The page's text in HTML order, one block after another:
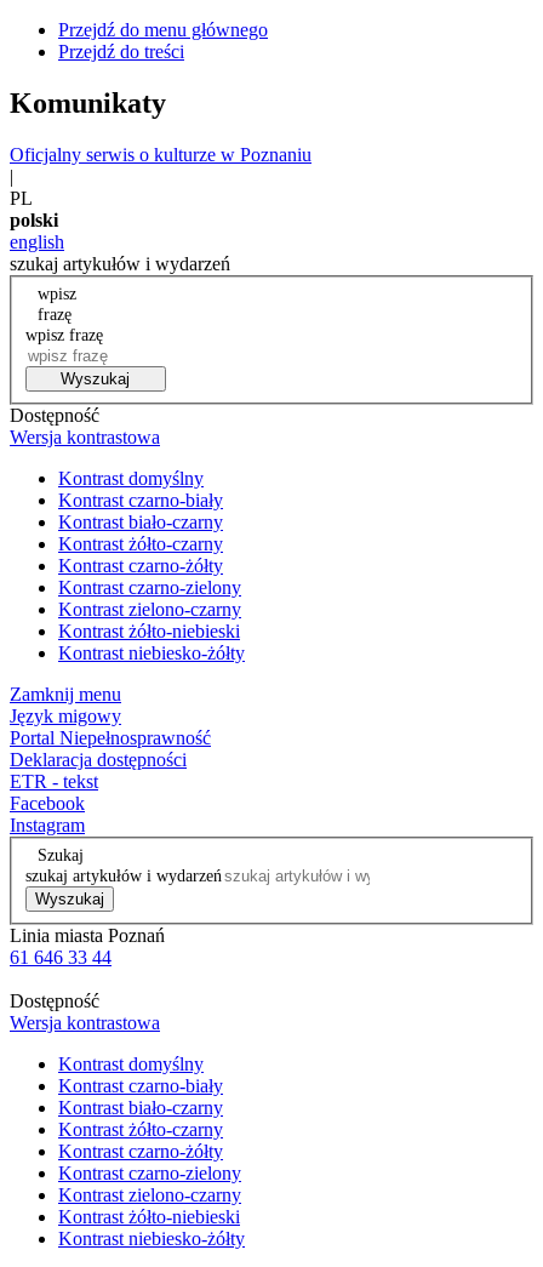
Przejdź do menu głównego
Przejdź do treści
Komunikaty
Oficjalny serwis o kulturze w Poznaniu
|
PL
polski
english
szukaj artykułów i wydarzeń
wpisz
frazę
wpisz frazę
Wyszukaj
Dostępność
Wersja kontrastowa
Kontrast domyślny
Kontrast czarno-biały
Kontrast biało-czarny
Kontrast żółto-czarny
Kontrast czarno-żółty
Kontrast czarno-zielony
Kontrast zielono-czarny
Kontrast żółto-niebieski
Kontrast niebiesko-żółty
Zamknij menu
Język migowy
Portal Niepełnosprawność
Deklaracja dostępności
ETR - tekst
Facebook
Instagram
Szukaj
szukaj artykułów i wydarzeń
Wyszukaj
Linia miasta Poznań
61 646 33 44
Dostępność
Wersja kontrastowa
Kontrast domyślny
Kontrast czarno-biały
Kontrast biało-czarny
Kontrast żółto-czarny
Kontrast czarno-żółty
Kontrast czarno-zielony
Kontrast zielono-czarny
Kontrast żółto-niebieski
Kontrast niebiesko-żółty